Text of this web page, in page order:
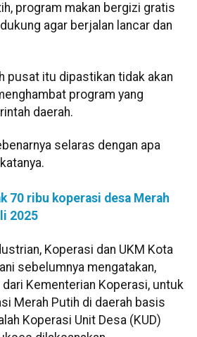
program makan bergizi gratis
agar berjalan lancar dan
pusat itu dipastikan tidak akan
program yang
daerah.
selaras dengan apa
70 ribu koperasi desa Merah
2025
Koperasi dan UKM Kota
sebelumnya mengatakan,
dari Kementerian Koperasi, untuk
Merah Putih di daerah basis
Koperasi Unit Desa (KUD)